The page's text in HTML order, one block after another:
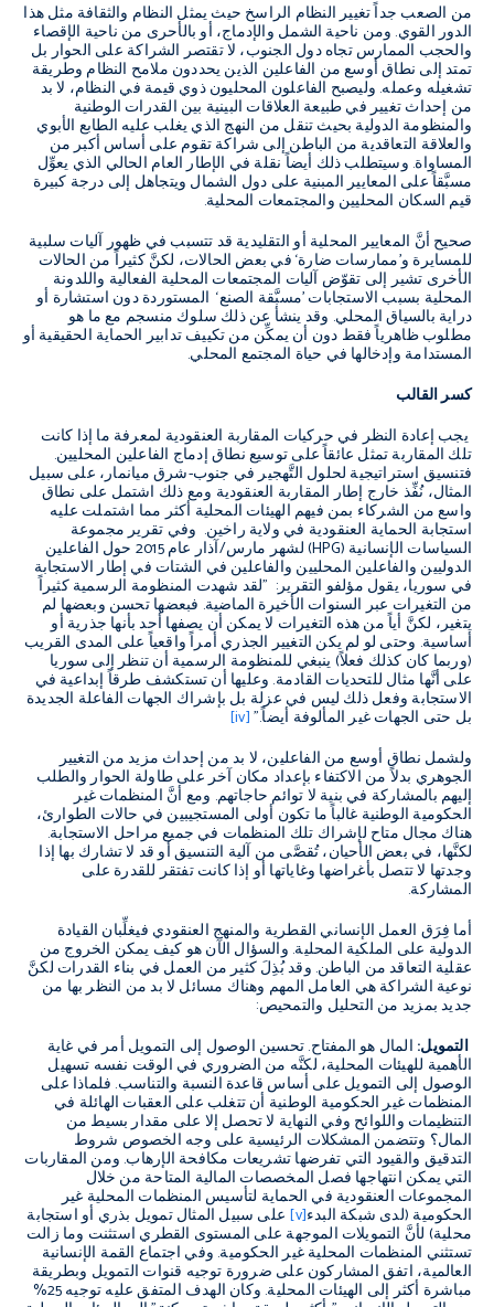
من الصعب جداً تغيير النظام الراسخ حيث يمثل النظام والثقافة مثل هذا
الدور القوي. ومن ناحية الشمل والإدماج، أو بالأحرى من ناحية الإقصاء
والحجب الممارس تجاه دول الجنوب، لا تقتصر الشراكة على الحوار بل
تمتد إلى نطاق أوسع من الفاعلين الذين يحددون ملامح النظام وطريقة
تشغيله وعمله. وليصبح الفاعلون المحليون ذوي قيمة في النظام، لا بد
من إحداث تغيير في طبيعة العلاقات البينية بين القدرات الوطنية
والمنظومة الدولية بحيث تنقل من النهج الذي يغلب عليه الطابع الأبوي
والعلاقة التعاقدية من الباطن إلى شراكة تقوم على أساس أكبر من
المساواة. وسيتطلب ذلك أيضاً نقلة في الإطار العام الحالي الذي يعوِّل
مسبَّقاً على المعايير المبنية على دول الشمال ويتجاهل إلى درجة كبيرة
قيم السكان المحليين والمجتمعات المحلية.
صحيح أنَّ المعايير المحلية أو التقليدية قد تتسبب في ظهور آليات سلبية
للمسايرة و’ممارسات ضارة‘ في بعض الحالات، لكنَّ كثيراً من الحالات
الأخرى تشير إلى تقوّض آليات المجتمعات المحلية الفعالية واللدونة
المحلية بسبب الاستجابات ’مسبَّقة الصنع‘ المستوردة دون استشارة أو
دراية بالسياق المحلي. وقد ينشأ عن ذلك سلوك منسجم مع ما هو
مطلوب ظاهرياً فقط دون أن يمكِّن من تكييف تدابير الحماية الحقيقية أو
المستدامة وإدخالها في حياة المجتمع المحلي.
كسر القالب
يجب إعادة النظر في حركيات المقاربة العنقودية لمعرفة ما إذا كانت
تلك المقاربة تمثل عائقاً على توسيع نطاق إدماج الفاعلين المحليين.
فتنسيق استراتيجية لحلول التَّهجير في جنوب-شرق ميانمار، على سبيل
المثال، نُفِّذ خارج إطار المقاربة العنقودية ومع ذلك اشتمل على نطاق
واسع من الشركاء بمن فيهم الهيئات المحلية أكثر مما اشتملت عليه
استجابة الحماية العنقودية في ولاية راخين. وفي تقرير مجموعة
السياسات الإنسانية (HPG ) لشهر مارس/آذار عام 2015 حول الفاعلين
الدوليين والفاعلين المحليين والفاعلين في الشتات في إطار الاستجابة
في سوريا، يقول مؤلفو التقرير: "لقد شهدت المنظومة الرسمية كثيراً
من التغيرات عبر السنوات الأخيرة الماضية. فبعضها تحسن وبعضها لم
يتغير، لكنَّ أياً من هذه التغيرات لا يمكن أن يصفها أحد بأنها جذرية أو
أساسية. وحتى لو لم يكن التغيير الجذري أمراً واقعياً على المدى القريب
(وربما كان كذلك فعلاً) ينبغي للمنظومة الرسمية أن تنظر إلى سوريا
على أنَّها مثال للتحديات القادمة. وعليها أن تستكشف طرقاً إبداعية في
الاستجابة وفعل ذلك ليس في عزلة بل بإشراك الجهات الفاعلة الجديدة
بل حتى الجهات غير المألوفة أيضاً."[iv]
ولشمل نطاق أوسع من الفاعلين، لا بد من إحداث مزيد من التغيير
الجوهري بدلاً من الاكتفاء بإعداد مكان آخر على طاولة الحوار والطلب
إليهم بالمشاركة في بنية لا توائم حاجاتهم. ومع أنَّ المنظمات غير
الحكومية الوطنية غالباً ما تكون أولى المستجيبين في حالات الطوارئ،
هناك مجال متاح لإشراك تلك المنظمات في جميع مراحل الاستجابة.
لكنَّها، في بعض الأحيان، تُقصَّى من آلية التنسيق أو قد لا تشارك بها إذا
وجدتها لا تتصل بأغراضها وغاياتها أو إذا كانت تفتقر للقدرة على
المشاركة.
أما فِرَق العمل الإنساني القطرية والمنهج العنقودي فيغلِّبان القيادة
الدولية على الملكية المحلية. والسؤال الآن هو كيف يمكن الخروج من
عقلية التعاقد من الباطن. وقد بُذِلَ كثير من العمل في بناء القدرات لكنَّ
نوعية الشراكة هي العامل المهم وهناك مسائل لا بد من النظر بها من
جديد بمزيد من التحليل والتمحيص:
التمويل: المال هو المفتاح. تحسين الوصول إلى التمويل أمر في غاية
الأهمية للهيئات المحلية، لكنَّه من الضروري في الوقت نفسه تسهيل
الوصول إلى التمويل على أساس قاعدة النسبة والتناسب. فلماذا على
المنظمات غير الحكومية الوطنية أن تتغلب على العقبات الهائلة في
التنظيمات واللوائح وفي النهاية لا تحصل إلا على مقدار بسيط من
المال؟ وتتضمن المشكلات الرئيسية على وجه الخصوص شروط
التدقيق والقيود التي تفرضها تشريعات مكافحة الإرهاب. ومن المقاربات
التي يمكن انتهاجها فصل المخصصات المالية المتاحة من خلال
المجموعات العنقودية في الحماية لتأسيس المنظمات المحلية غير
الحكومية (لدى شبكة البدء[v] على سبيل المثال تمويل بذري أو استجابة
محلية) لأنَّ التمويلات الموجهة على المستوى القطري استثنت وما زالت
تستثني المنظمات المحلية غير الحكومية. وفي اجتماع القمة الإنسانية
العالمية، اتفق المشاركون على ضرورة توجيه قنوات التمويل وبطريقة
مباشرة أكثر إلى الهيئات المحلية. وكان الهدف المتفق عليه توجيه 25%